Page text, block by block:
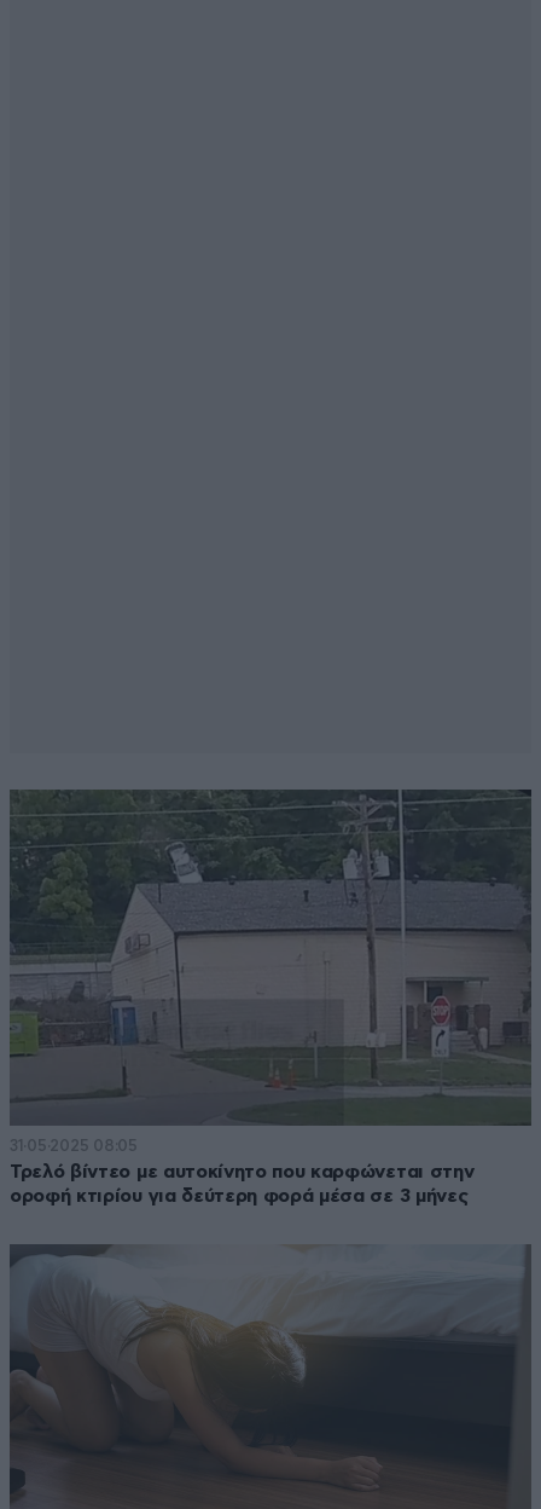
31·05·2025 08:05
Τρελό βίντεο με αυτοκίνητο που καρφώνεται στην
οροφή κτιρίου για δεύτερη φορά μέσα σε 3 μήνες